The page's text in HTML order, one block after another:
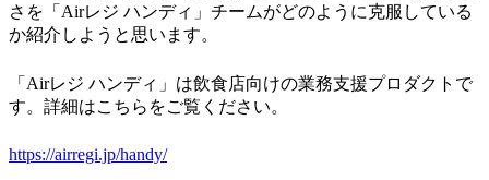
さを「Airレジ ハンディ」チームがどのように克服している
か紹介しようと思います。
「Airレジ ハンディ」は飲食店向けの業務支援プロダクトで
す。詳細はこちらをご覧ください。
https://airregi.jp/handy/